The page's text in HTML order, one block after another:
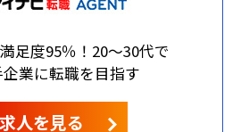
足度95％！20～30代で
業に転職を目指す
求人を見る